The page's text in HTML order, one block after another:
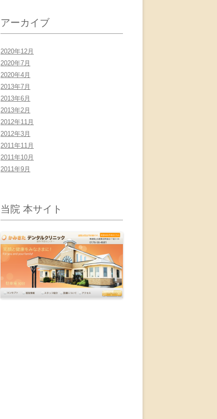
アーカイブ
2020年12月
2020年7月
2020年4月
2013年7月
2013年6月
2013年2月
2012年11月
2012年3月
2011年11月
2011年10月
2011年9月
当院 本サイト